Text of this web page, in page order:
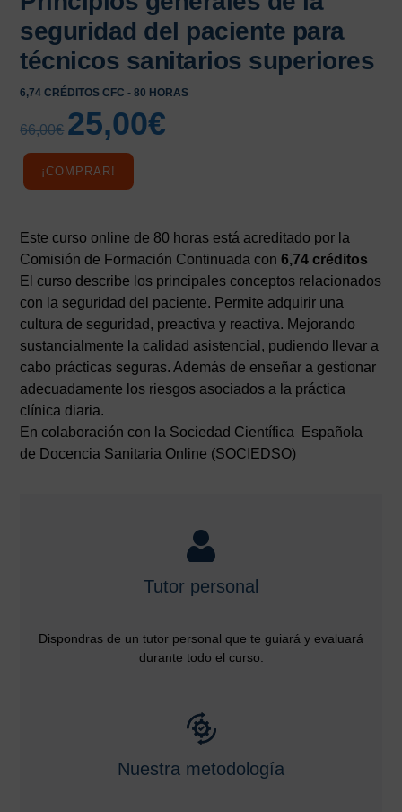
seguridad del paciente para
técnicos sanitarios superiores
6,74 CRÉDITOS CFC - 80 HORAS
66,00€
El
precio
25,00€
¡COMPRAR!
Este curso online de 80 horas está acreditado por la
Comisión de Formación Continuada con6,74 créditos
El curso describe los principales conceptos relacionados
con la seguridad del paciente. Permite adquirir una
cultura de seguridad, preactiva y reactiva. Mejorando
sustancialmente la calidad asistencial, pudiendo llevar a
cabo prácticas seguras. Además de enseñar a gestionar
adecuadamente los riesgos asociados a la práctica
clínica diaria.
En colaboración con la Sociedad Científica Española
de Docencia Sanitaria Online (SOCIEDSO)
Tutor personal
Dispondras de un tutor personal que te guiará y evaluará
durante todo el curso.
Nuestra metodología